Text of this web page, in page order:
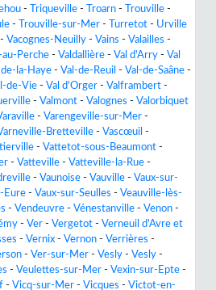
- Triqueville - Troarn - Trouville -
- Trouville-sur-Mer - Turretot - Urville
- Vacognes-Neuilly - Vains - Valailles -
au-Perche - Valdallière - Val d'Arry - Val
de-la-Haye - Val-de-Reuil - Val-de-Saâne -
de-Vie - Val d'Orger - Valframbert -
- Valmont - Valognes - Valorbiquet
- Varengeville-sur-Mer -
Bretteville - Vascœuil -
- Vattetot-sous-Beaumont -
- Vatteville - Vatteville-la-Rue -
- Vaunoise - Vauville - Vaux-sur-
Eure - Vaux-sur-Seulles - Veauville-lès-
- Vendeuvre - Vénestanville - Venon -
- Ver - Vergetot - Verneuil d'Avre et
- Vernix - Vernon - Verrières -
- Ver-sur-Mer - Vesly - Vesly -
- Veulettes-sur-Mer - Vexin-sur-Epte -
- Vicq-sur-Mer - Vicques - Victot-en-